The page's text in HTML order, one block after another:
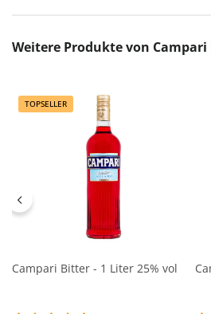
Produktgalerie überspringen
Weitere Produkte von
TOPSELLER
Campari Bitter - 1 Liter 25% vol